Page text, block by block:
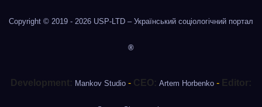
Copyright © 2019 - 2026 USP-LTD – Український соціологічний портал
®
Development: Mankov Studio - CEO: Artem Horbenko - Editor: